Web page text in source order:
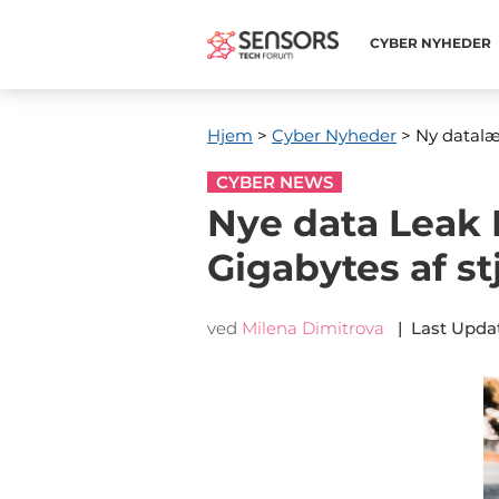
CYBER ​​NYHEDER
Hjem > Cyber ​​Nyheder > Ny
CYBER NEWS
Nye data
Gigabytes af
ved Milena Dimitrova | Last